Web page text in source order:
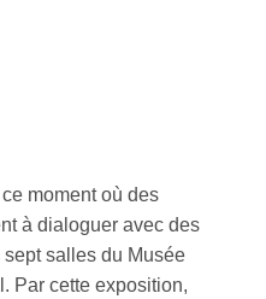
ce moment où des
à dialoguer avec des
salles du Musée
Par cette exposition,